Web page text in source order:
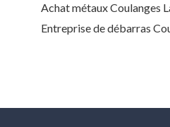
Achat métaux Coulanges
Entreprise de débarras